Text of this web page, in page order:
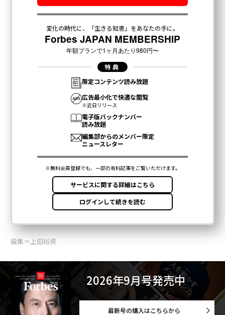
編集＝上田裕資
2026年9月号発売中
最新号の購入はこちらから